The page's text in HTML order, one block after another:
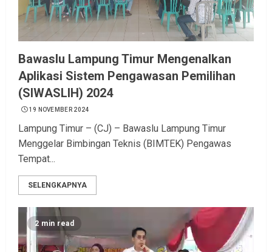
Bawaslu Lampung Timur Mengenalkan
Aplikasi Sistem Pengawasan Pemilihan
(SIWASLIH) 2024
19 NOVEMBER 2024
Lampung Timur – (CJ) – Bawaslu Lampung Timur
Menggelar Bimbingan Teknis (BIMTEK) Pengawas
Tempat...
SELENGKAPNYA
2 min read